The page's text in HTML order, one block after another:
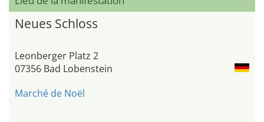
Neues Schloss
Leonberger Platz 2
07356 Bad Lobenstein
Marché de Noël